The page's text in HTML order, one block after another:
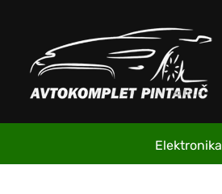
Elektronika